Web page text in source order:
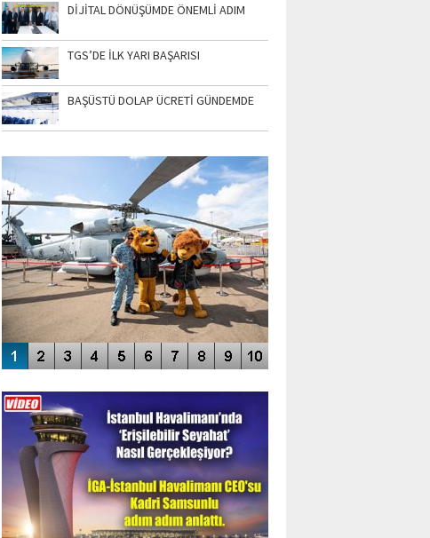
DİJİTAL DÖNÜŞÜMDE ÖNEMLİ ADIM
TGS’DE İLK YARI BAŞARISI
BAŞÜSTÜ DOLAP ÜCRETİ GÜNDEMDE
SİNGAPUR AIRSHOW-2020
ENGELLERİN AŞILDIĞI HAVALİMANI